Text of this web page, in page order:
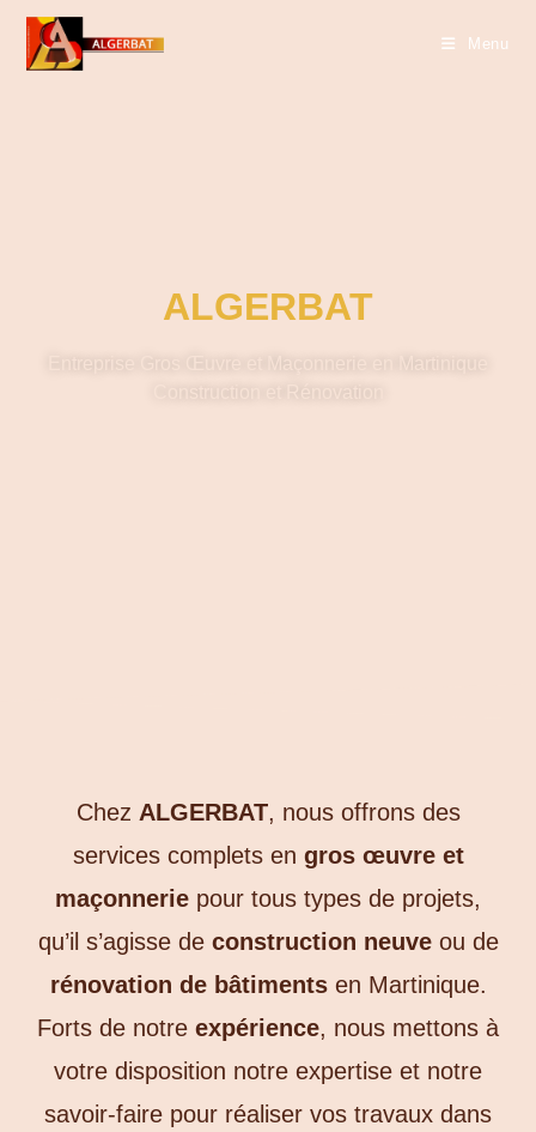
Menu
ALGERBAT
Chez ALGERBAT, nous offrons des
services complets en gros œuvre et
maçonnerie pour tous types de projets,
qu’il s’agisse de construction neuveou de
rénovation de bâtimentsen Martinique.
Forts de notre expérience, nous mettons à
votre disposition notre expertise et notre
savoir-faire pour réaliser vos travaux dans